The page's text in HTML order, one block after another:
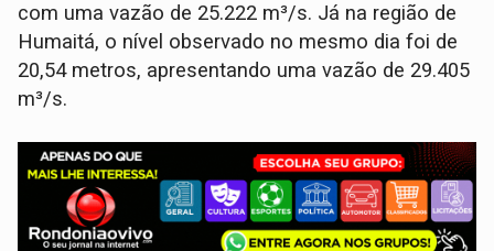
com uma vazão de 25.222 m³/s. Já na região de
Humaitá, o nível observado no mesmo dia foi de
20,54 metros, apresentando uma vazão de 29.405
m³/s.